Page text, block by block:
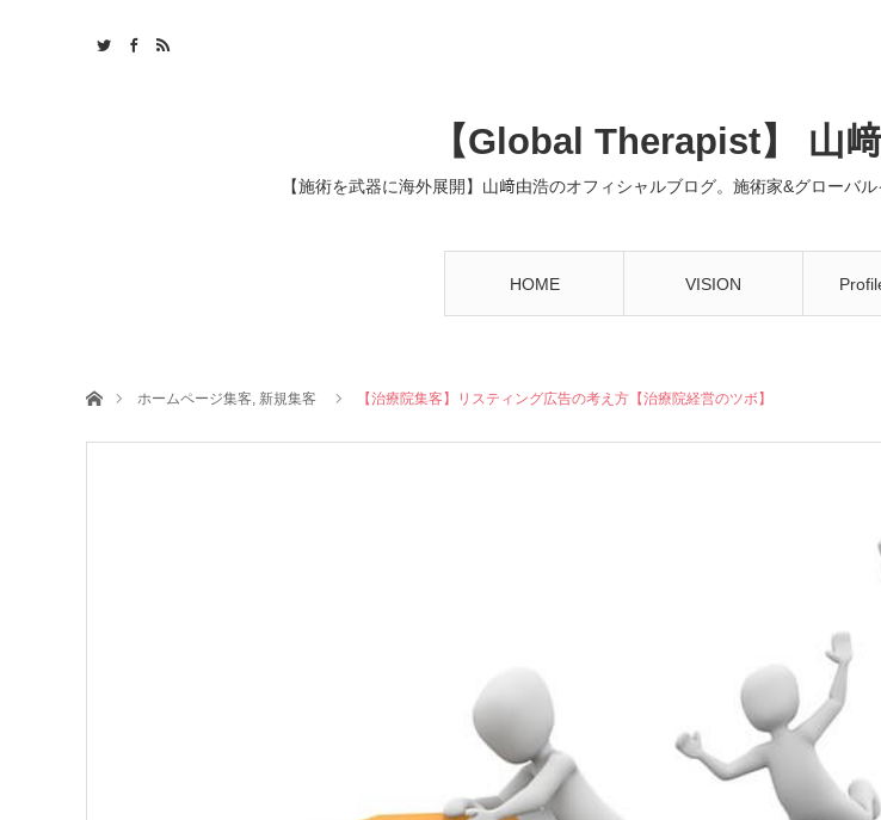
【Global Therapist】 山
【施術を武器に海外展開】山﨑由浩のオフィシャルブログ。施術家&グローバ
HOME VISION
ホームホームページ集客, 新規集客 【治療院集客】リスティング広告の考え方【治療院経営のツボ】